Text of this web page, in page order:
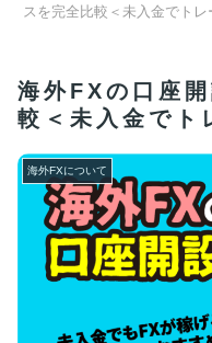
スを完全比較＜未入金でトレ
海外FXの口座
較＜未入金でト
海外FXについて